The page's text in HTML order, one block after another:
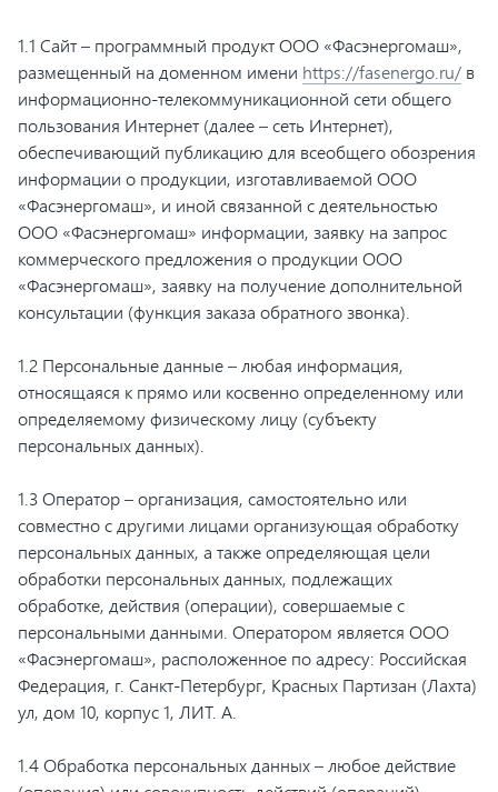
1.1 Сайт – программный продукт ООО «Фасэнергомаш»,
размещенный на доменном имени https://fasenergo.ru/ в
информационно-телекоммуникационной сети общего
пользования Интернет (далее – сеть Интернет),
обеспечивающий публикацию для всеобщего обозрения
информации о продукции, изготавливаемой ООО
«Фасэнергомаш», и иной связанной с деятельностью
ООО «Фасэнергомаш» информации, заявку на запрос
коммерческого предложения о продукции ООО
«Фасэнергомаш», заявку на получение дополнительной
консультации (функция заказа обратного звонка).
1.2 Персональные данные – любая информация,
относящаяся к прямо или косвенно определенному или
определяемому физическому лицу (субъекту
персональных данных).
1.3 Оператор – организация, самостоятельно или
совместно с другими лицами организующая обработку
персональных данных, а также определяющая цели
обработки персональных данных, подлежащих
обработке, действия (операции), совершаемые с
персональными данными. Оператором является ООО
«Фасэнергомаш», расположенное по адресу: Российская
Федерация, г. Санкт-Петербург, Красных Партизан (Лахта)
ул, дом 10, корпус 1, ЛИТ. А.
1.4 Обработка персональных данных – любое действие